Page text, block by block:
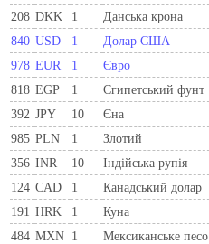
208 DKK 1 Данська крона
840 USD 1 Долар США
978 EUR 1 Євро
818 EGP 1 Єгипетський фунт
392 JPY 10 Єна
985 PLN 1 Злотий
356 INR 10 Індійська рупія
124 CAD 1 Канадський долар
191 HRK 1 Куна
484 MXN 1 Мексиканське песо